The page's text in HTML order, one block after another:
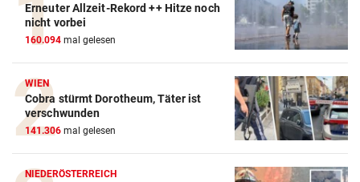
Erneuter Allzeit-Rekord ++ Hitze noch
nicht vorbei
160.094 mal gelesen
WIEN
Cobra stürmt Dorotheum, Täter ist
verschwunden
141.306 mal gelesen
NIEDERÖSTERREICH